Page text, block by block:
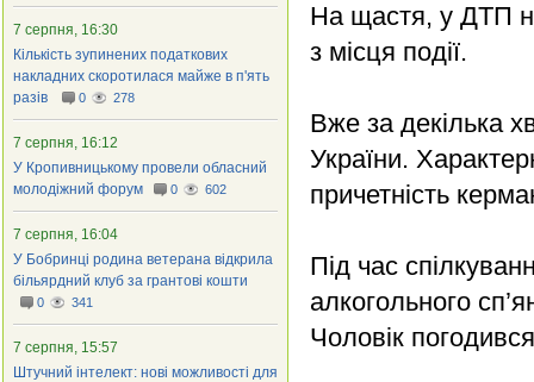
На щастя, у ДТП
з місця події.
Вже за декілька
України.
причетність
Під час
алкогольного
Чоловік
7 серпня, 16:30
Кількість зупинених податкових
накладних скоротилася майже в п'ять
разів
0 278
7 серпня, 16:12
У Кропивницькому провели обласний
молодіжний форум
0 602
7 серпня, 16:04
У Бобринці родина ветерана відкрила
більярдний клуб за грантові кошти
0 341
7 серпня, 15:57
Штучний інтелект: нові можливості для